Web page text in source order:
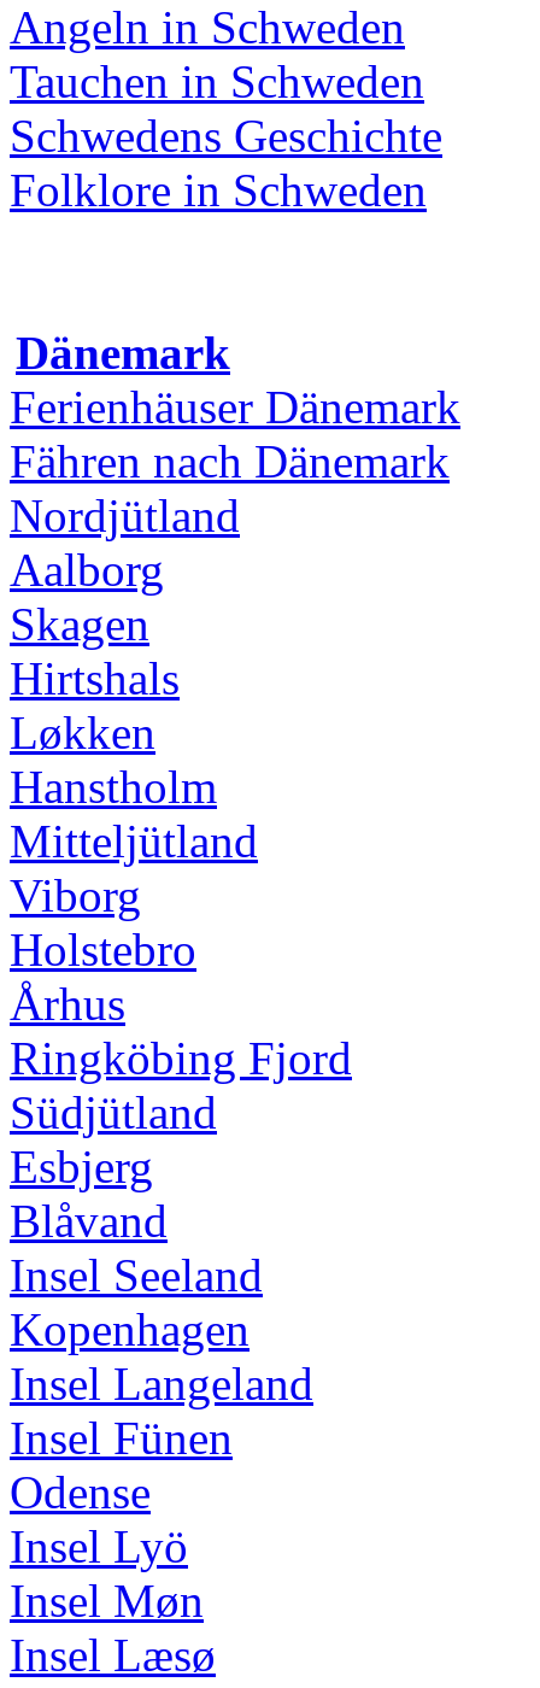
Angeln in Schweden
Tauchen in Schweden
Schwedens Geschichte
Folklore in Schweden
Dänemark
Ferienhäuser Dänemark
Fähren nach Dänemark
Nordjütland
Aalborg
Skagen
Hirtshals
Løkken
Hanstholm
Mitteljütland
Viborg
Holstebro
Århus
Ringköbing Fjord
Südjütland
Esbjerg
Blåvand
Insel Seeland
Kopenhagen
Insel Langeland
Insel Fünen
Odense
Insel Lyö
Insel Møn
Insel Læsø